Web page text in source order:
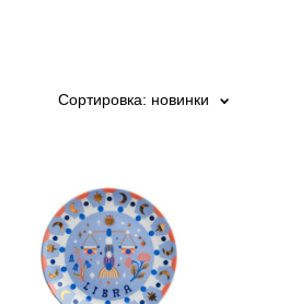
Сортировка: новинки